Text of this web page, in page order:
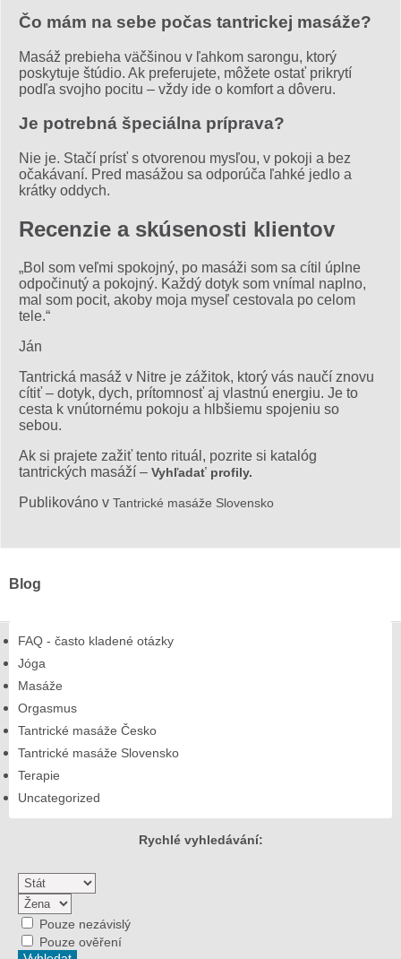
Čo mám na sebe počas tantrickej masáže?
Masáž prebieha väčšinou v ľahkom sarongu, ktorý
poskytuje štúdio. Ak preferujete, môžete ostať prikrytí
podľa svojho pocitu – vždy ide o komfort a dôveru.
Je potrebná špeciálna príprava?
Nie je. Stačí prísť s otvorenou mysľou, v pokoji a bez
očakávaní. Pred masážou sa odporúča ľahké jedlo a
krátky oddych.
Recenzie a skúsenosti klientov
„Bol som veľmi spokojný, po masáži som sa cítil úplne
odpočinutý a pokojný. Každý dotyk som vnímal naplno,
mal som pocit, akoby moja myseľ cestovala po celom
tele.“
Ján
Tantrická masáž v Nitre je zážitok, ktorý vás naučí znovu
cítiť – dotyk, dych, prítomnosť aj vlastnú energiu. Je to
cesta k vnútornému pokoju a hlbšiemu spojeniu so
sebou.
Ak si prajete zažiť tento rituál, pozrite si katalóg
tantrických masáží – Vyhľadať profily.
Publikováno v Tantrické masáže Slovensko
Blog
FAQ - často kladené otázky
Jóga
Masáže
Orgasmus
Tantrické masáže Česko
Tantrické masáže Slovensko
Terapie
Uncategorized
Rychlé vyhledávání:
Pouze nezávislý
Pouze ověření